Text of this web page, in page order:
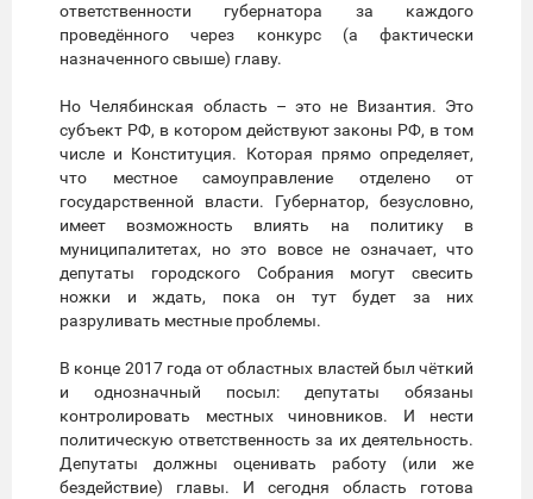
ответственности губернатора за каждого
проведённого через конкурс (а фактически
назначенного свыше) главу.
Но Челябинская область – это не Византия. Это
субъект РФ, в котором действуют законы РФ, в том
числе и Конституция. Которая прямо определяет,
что местное самоуправление отделено от
государственной власти. Губернатор, безусловно,
имеет возможность влиять на политику в
муниципалитетах, но это вовсе не означает, что
депутаты городского Собрания могут свесить
ножки и ждать, пока он тут будет за них
разруливать местные проблемы.
В конце 2017 года от областных властей был чёткий
и однозначный посыл: депутаты обязаны
контролировать местных чиновников. И нести
политическую ответственность за их деятельность.
Депутаты должны оценивать работу (или же
бездействие) главы. И сегодня область готова